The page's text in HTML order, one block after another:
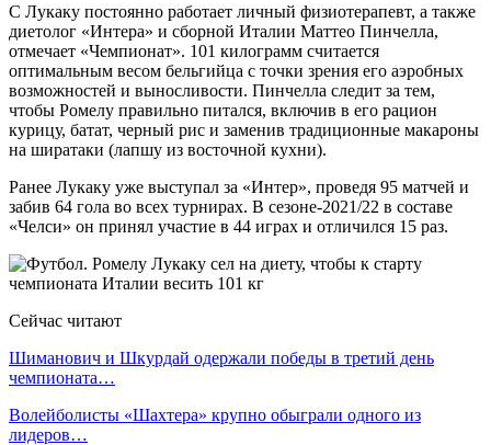
С Лукаку постоянно работает личный физиотерапевт, а также
диетолог «Интера» и сборной Италии Маттео Пинчелла,
отмечает «Чемпионат». 101 килограмм считается
оптимальным весом бельгийца с точки зрения его аэробных
возможностей и выносливости. Пинчелла следит за тем,
чтобы Ромелу правильно питался, включив в его рацион
курицу, батат, черный рис и заменив традиционные макароны
на ширатаки (лапшу из восточной кухни).
Ранее Лукаку уже выступал за «Интер», проведя 95 матчей и
забив 64 гола во всех турнирах. В сезоне-2021/22 в составе
«Челси» он принял участие в 44 играх и отличился 15 раз.
Сейчас читают
Шиманович и Шкурдай одержали победы в третий день
чемпионата…
Волейболисты «Шахтера» крупно обыграли одного из
лидеров…